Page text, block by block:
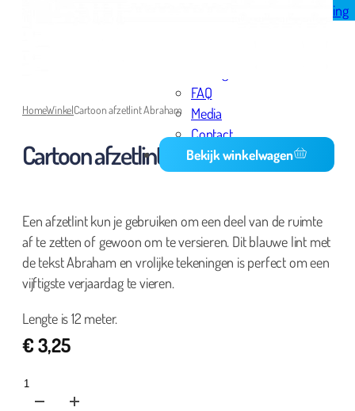
Welkom thuis versiering
FAQ
Media
Contact
Bekijk winkelwagen
HomeWinkelCartoon afzetlint Abraham
Cartoon afzetlint Abraham
Een afzetlint kun je gebruiken om een deel van de ruimte
af te zetten of gewoon om te versieren. Dit blauwe lint met
de tekst Abraham en vrolijke tekeningen is perfect om een
vijftigste verjaardag te vieren.
Lengte is 12 meter.
€3,25
Cartoon
afzetlint